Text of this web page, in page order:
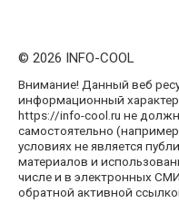
© 2026 INFO-COOL
Внимание! Данный веб
информационный
https://info-cool.ru не
самостоятельно
условиях не является
материалов и
числе и в электронных
обратной активной